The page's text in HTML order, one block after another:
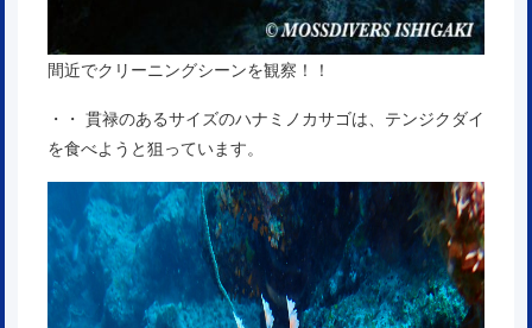
間近でクリーニングシーンを観察！！
・・ 貫禄のあるサイズのハナミノカサゴは、テンジクダイ
を食べようと狙っています。